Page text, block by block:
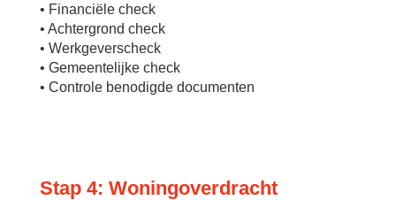
• Financiële check
• Achtergrond check
• Werkgeverscheck
• Gemeentelijke check
• Controle benodigde documenten
Stap 4: Woningoverdracht